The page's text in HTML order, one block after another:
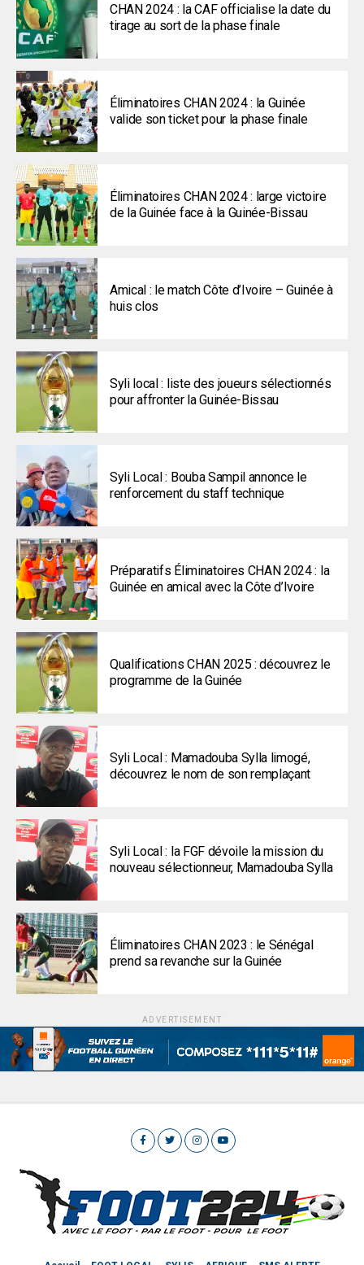
CHAN 2024 : la CAF officialise la date du
tirage au sort de la phase finale
Éliminatoires CHAN 2024 : la Guinée
valide son ticket pour la phase finale
Éliminatoires CHAN 2024 : large victoire
de la Guinée face à la Guinée-Bissau
Amical : le match Côte d’Ivoire – Guinée à
huis clos
Syli local : liste des joueurs sélectionnés
pour affronter la Guinée-Bissau
Syli Local : Bouba Sampil annonce le
renforcement du staff technique
Préparatifs Éliminatoires CHAN 2024 : la
Guinée en amical avec la Côte d’Ivoire
Qualifications CHAN 2025 : découvrez le
programme de la Guinée
Syli Local : Mamadouba Sylla limogé,
découvrez le nom de son remplaçant
Syli Local : la FGF dévoile la mission du
nouveau sélectionneur, Mamadouba Sylla
Éliminatoires CHAN 2023 : le Sénégal
prend sa revanche sur la Guinée
ADVERTISEMENT